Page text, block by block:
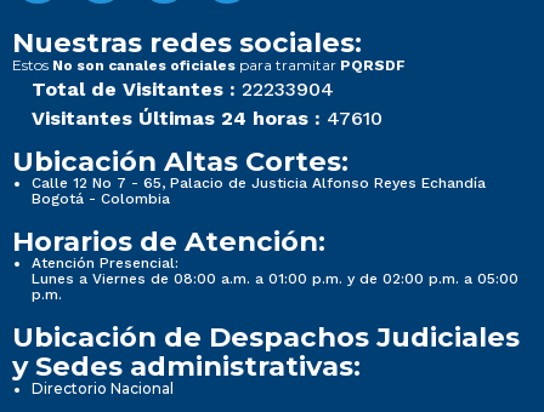
Nuestras redes sociales:
Estos No son canales oficiales para tramitar PQRSDF
Total de Visitantes : 22233904
Visitantes Últimas 24 horas : 47610
Ubicación Altas Cortes:
Calle 12 No 7 - 65, Palacio de Justicia Alfonso Reyes Echandía
Bogotá - Colombia
Horarios de Atención:
Atención Presencial:
Lunes a Viernes de 08:00 a.m. a 01:00 p.m. y de 02:00 p.m. a 05:00
p.m.
Ubicación de Despachos Judiciales
y Sedes administrativas:
Directorio Nacional